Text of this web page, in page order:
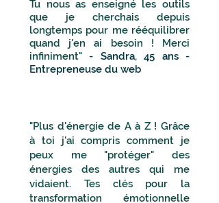
Tu nous as enseigné les outils
que je cherchais depuis
longtemps pour me rééquilibrer
quand j'en ai besoin ! Merci
infiniment" - Sandra, 45 ans -
Entrepreneuse du web
"Plus d'énergie de A à Z ! Grâce
à toi j'ai compris comment je
peux me "protéger" des
énergies des autres qui me
vidaient. Tes clés pour la
transformation émotionnelle